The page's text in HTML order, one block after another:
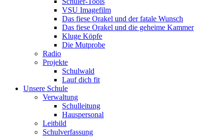
VSU Imagefilm
Das fiese Orakel und der fatale Wunsch
Das fiese Orakel und die geheime Kammer
Kluge Köpfe
Die Mutprobe
Radio
Projekte
Schulwald
Lauf dich fit
Unsere Schule
Verwaltung
Schulleitung
Hauspersonal
Leitbild
Schulverfassung